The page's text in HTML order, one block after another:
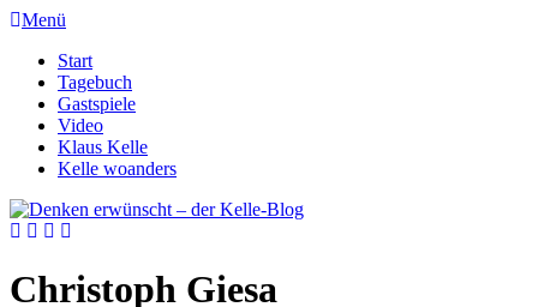
Menü
Start
Tagebuch
Gastspiele
Video
Klaus Kelle
Kelle woanders
Christoph Giesa